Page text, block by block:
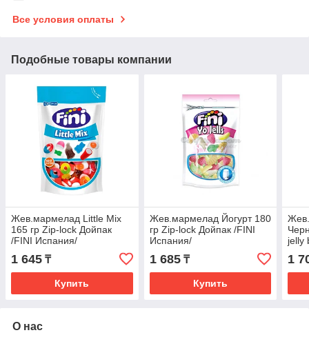
Все условия оплаты
Подобные товары компании
Жев.мармелад Little Mix
165 гр Zip-lock Дойпак
/FINI Испания/
1 645 ₸
Купить
Жев.мармелад Йогурт 180
гр Zip-lock Дойпак /FINI
Испания/
1 685₸
Купить
jelly
1
О нас